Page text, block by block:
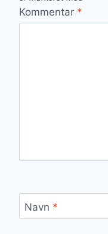
Kommentar *
Navn *